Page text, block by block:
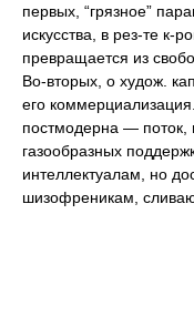
первых, “грязное”
искусства, в рез-те к-
превращается из
Во-вторых, о худож.
его
постмодерна — поток,
газообразных
интеллектуалам, но
шизофреникам,